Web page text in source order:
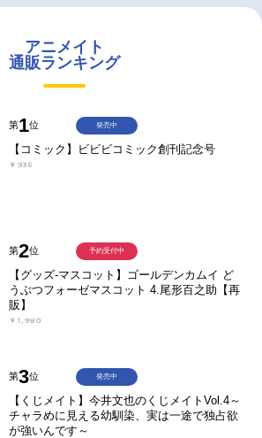
アニメイト
通販ランキング
第1位
【コミック】ビビビコミック創刊記念号
￥935
発売中
第2位
【グッズ-マスコット】ゴールデンカムイ ど
うぶつフォーゼマスコット 4.尾形百之助【再
販】
￥1,980
予約受付中
第3位
【くじメイト】今井文也のくじメイトVol.4～
チャラめに見える幼馴染、実は一途で独占欲
が強いんです～
発売中